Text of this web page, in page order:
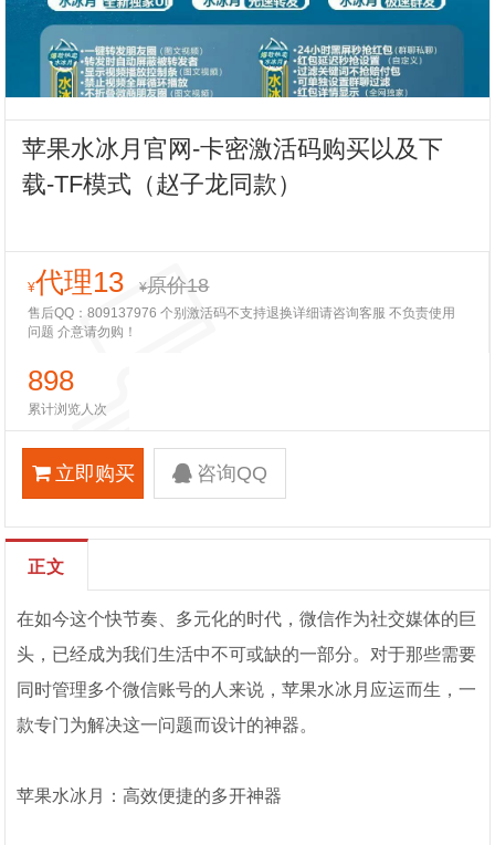
苹果水冰月官网-卡密激活码购买以及下
载-TF模式（赵子龙同款）
¥代理13 ¥原价18
售后QQ：809137976 个别激活码不支持退换详细请咨询客服 不负责使用
问题 介意请勿购！
898
累计浏览人次
立即购买 咨询QQ
正文
在如今这个快节奏、多元化的时代，微信作为社交媒体的巨
头，已经成为我们生活中不可或缺的一部分。对于那些需要
同时管理多个微信账号的人来说，苹果水冰月应运而生，一
款专门为解决这一问题而设计的神器。
苹果水冰月：高效便捷的多开神器